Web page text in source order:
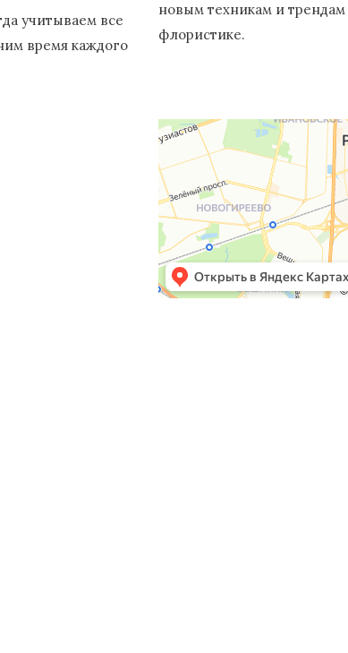
учитываем все
время каждого
новым техникам и трендам
флористике.